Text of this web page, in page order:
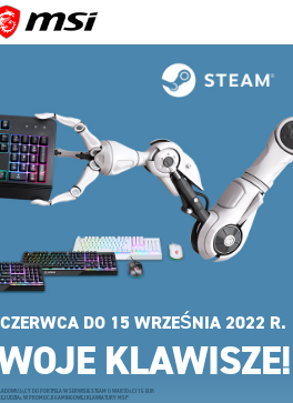
DO 15 WRZEŚNIA 2022 R.
KLAWISZE!
DO PORTFELA W SERWISIE STEAM O WARTOŚCI 15 EUR
UDZIAŁ W PROMOCJI GAMINGOWEJ KLAWIATURY MSI*